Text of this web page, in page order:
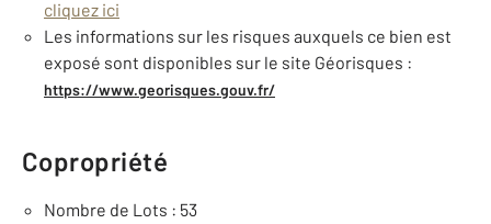
cliquez ici
Les informations sur les risques auxquels ce bien est
exposé sont disponibles sur le site Géorisques :
https://www.georisques.gouv.fr/
Copropriété
Nombre de Lots : 53